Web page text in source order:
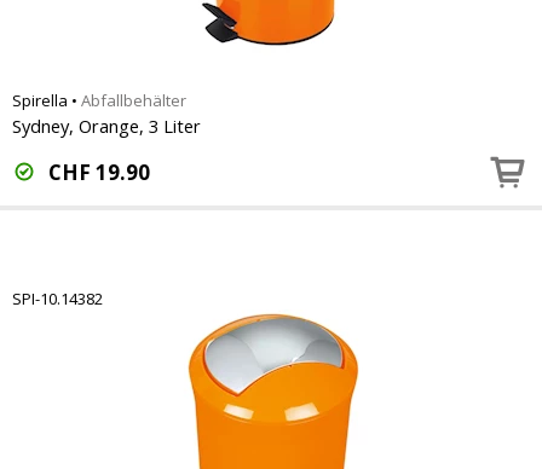
Spirella • Abfallbehälter
Sydney, Orange, 3 Liter
CHF 19.90
SPI-10.14382